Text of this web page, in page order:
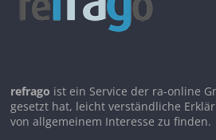
refrago ist ein Service der ra-online
gesetzt hat, leicht verständliche
von allgemeinem Interesse zu finden.